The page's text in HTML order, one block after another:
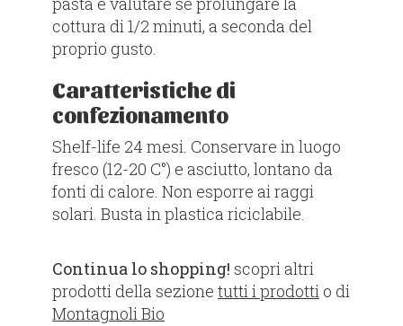
cottura di 1/2 minuti, a seconda del
proprio gusto.
Caratteristiche di
confezionamento
Shelf-life 24 mesi. Conservare in luogo
fresco (12-20 C°) e asciutto, lontano da
fonti di calore. Non esporre ai raggi
solari. Busta in plastica riciclabile.
Continua lo shopping! scopri altri
prodotti della sezione tutti i prodottio di
Montagnoli Bio